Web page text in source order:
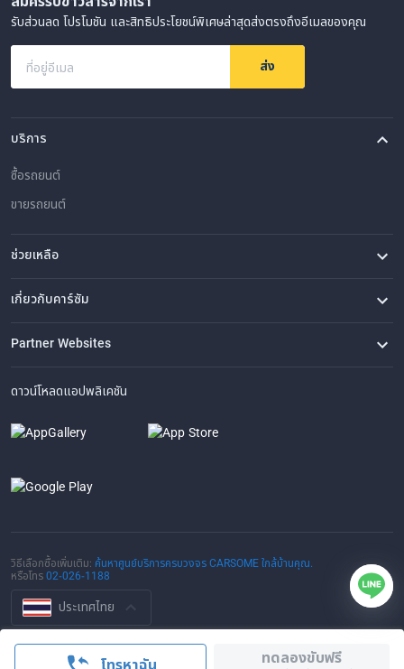
ทดลองขับฟรี
รับส่วนลด โปรโมชัน และสิทธิประโยชน์พิเศษล่าสุดส่งตรงถึงอีเมลของคุณ
ที่อยู่อีเมล ส่ง
บริการ
ซื้อรถยนต์
ขายรถยนต์
ช่วยเหลือ
คำถามที่พบบ่อย
ติดต่อเรา
ที่ตั้งของเรา
เกี่ยวกับคาร์ซัม
เรื่องราวของเรา
ซื้อรถจาก CARSOME
บทความ
การแจ้งเบาะแส
ร่วมงานกับเรา
Partner Websites
AutoFun
One2Car
AutoSpinn
CarTimes
ดาวน์โหลดแอปพลิเคชัน
วิธีเลือกซื้อเพิ่มเติม: ค้นหาศูนย์บริการครบวงจร CARSOME ใกล้บ้านคุณ.
หรือโทร02-026-1188
ประเทศไทย
© 2016-2025 CARSOME (THAILAND) CO., LTD.(105559096112) สงวน